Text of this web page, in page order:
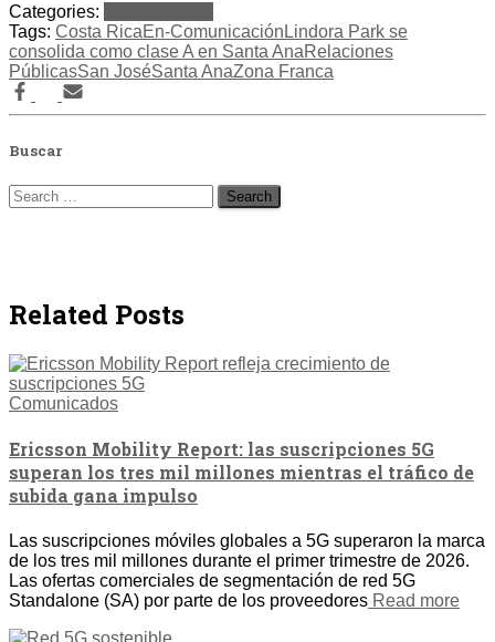
Categories:
Tags: Costa RicaEn-Comunicación Lindora Park se
consolida como clase A en Santa AnaRelaciones
PúblicasSan JoséSanta AnaZona Franca
Buscar
Search
for:
Related Posts
Comunicados
Ericsson Mobility Report: las suscripciones 5G
superan los tres mil millones mientras el tráfico de
subida gana impulso
Las suscripciones móviles globales a 5G superaron la marca
de los tres mil millones durante el primer trimestre de 2026.
Las ofertas comerciales de segmentación de red 5G
Standalone (SA) por parte de los proveedores Read more